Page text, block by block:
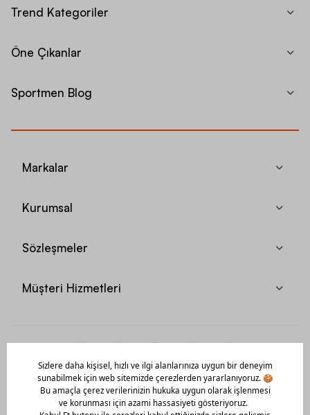
Trend Kategoriler
Öne Çıkanlar
Sportmen Blog
Markalar
Kurumsal
Sözleşmeler
Müşteri Hizmetleri
Mobil Uygulamamızı Hemen İndir!